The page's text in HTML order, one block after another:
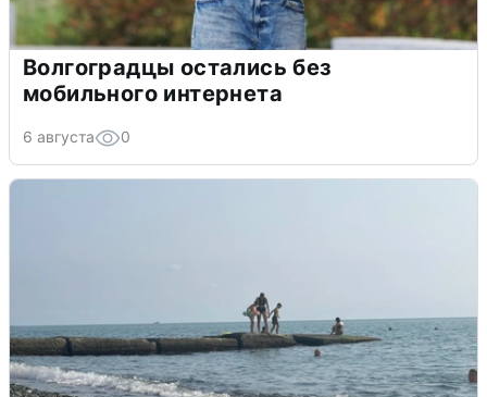
Волгоградцы остались без
мобильного интернета
6 августа 0